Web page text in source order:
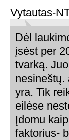
Vytautas-
Dėl
įsėst per
tvarką.
nesineštų.
yra. Tik
eilėse
Įdomu
faktorius-